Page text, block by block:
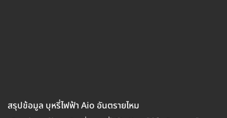
สรุปข้อมูล บุหรี่ไฟฟ้า Aio อันตรายไหม